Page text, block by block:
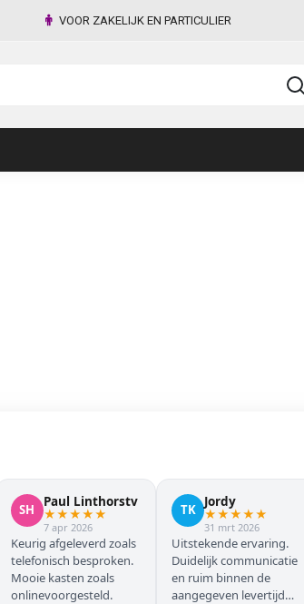
VOOR ZAKELIJK EN PARTICULIER
SH
Paul Linthorstv
★★★★★
7 apr 2026
Keurig afgeleverd zoals
telefonisch besproken.
Mooie kasten zoals
onlinevoorgesteld.
TK
Jordy
★★★★★
31 mrt 2026
Uitstekende ervaring.
Duidelijk communicatie
en ruim binnen de
aangegeven levertijd